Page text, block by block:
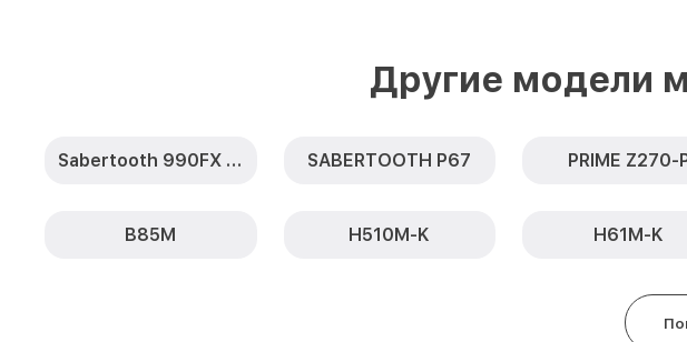
Другие модели
Sabertooth 990FX R2.0 SABERTOOTH P67 PRIME Z270-
B85M H510M-K H61M-K